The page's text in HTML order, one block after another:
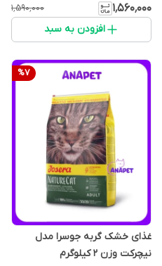
۱٬۵۶۰٬۰۰۰ ۱٬۵۹۰٬۰۰۰
افزودن به سبد
%7
غذای خشک گربه جوسرا مدل
نیچرکت وزن ۲ کیلوگرم